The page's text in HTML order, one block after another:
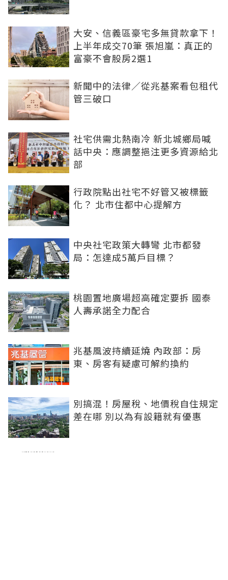
大安、信義區豪宅多無貸款拿下！
上半年成交70筆 張旭嵐：真正的
富豪不會股房2選1
新聞中的法律／從兆基案看包租代
管三破口
社宅供需北熱南冷 新北城鄉局喊
話中央：應調整挹注更多資源給北
部
行政院點出社宅不好管又被標籤
化？ 北市住都中心提解方
中央社宅政策大轉彎 北市都發
局：怎達成5萬戶目標？
桃園置地廣場超高確定要拆 國泰
人壽承諾全力配合
兆基風波持續延燒 內政部：房
東、房客有疑慮可解約換約
別搞混！房屋稅、地價稅自住規定
差在哪 別以為有設籍就有優惠